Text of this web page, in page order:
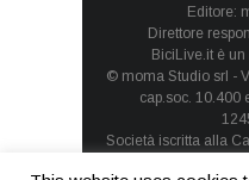
Editore:
Direttore
BiciLive.it è
© moma Studio srl -
cap.soc. 10.400
Società iscritta alla